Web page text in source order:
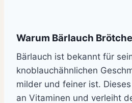
Warum Bärlauch
Bärlauch ist bekannt für
knoblauchähnlichen
milder und feiner ist.
an Vitaminen und verleiht